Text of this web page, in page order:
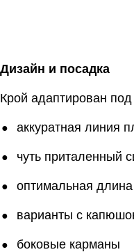
Дизайн и посадка
Крой адаптирован
аккуратная линия
чуть приталенный
оптимальная длина
варианты с
боковые карманы